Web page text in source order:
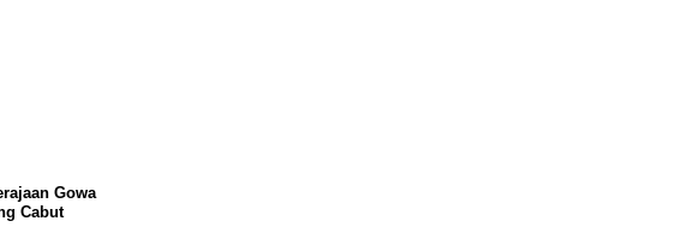
Gowa
Cabut